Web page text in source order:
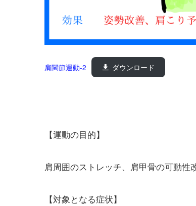
肩関節運動-2 ダウンロード
【運動の目的】
肩周囲のストレッチ、肩甲骨の可動性
【対象となる症状】